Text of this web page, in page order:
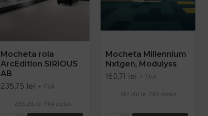
Mocheta rola
ArcEdition SIRIOUS
AB
235,75 lei + TVA
285,26 lei TVA inclus
Mocheta Millennium
Nxtgen, Modulyss
160,71 lei + TVA
194,46 lei TVA inclus